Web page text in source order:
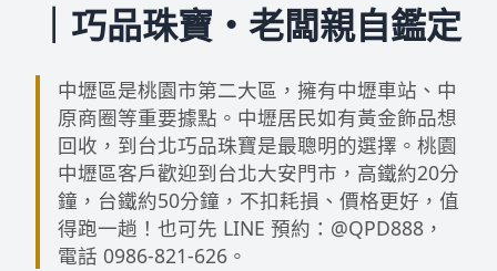
｜巧品珠寶・老闆親自鑑定
中壢區是桃園市第二大區，擁有中壢車站、中
原商圈等重要據點。中壢居民如有黃金飾品想
回收，到台北巧品珠寶是最聰明的選擇。桃園
中壢區客戶歡迎到台北大安門市，高鐵約20分
鐘，台鐵約50分鐘，不扣耗損、價格更好，值
得跑一趟！也可先 LINE 預約：@QPD888，
電話 0986-821-626。